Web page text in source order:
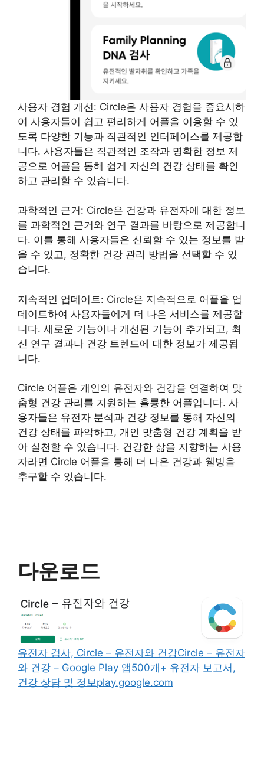
사용자 경험 개선: Circle은 사용자 경험을 중요시하
여 사용자들이 쉽고 편리하게 어플을 이용할 수 있
도록 다양한 기능과 직관적인 인터페이스를 제공합
니다. 사용자들은 직관적인 조작과 명확한 정보 제
공으로 어플을 통해 쉽게 자신의 건강 상태를 확인
하고 관리할 수 있습니다.
과학적인 근거: Circle은 건강과 유전자에 대한 정보
를 과학적인 근거와 연구 결과를 바탕으로 제공합니
다. 이를 통해 사용자들은 신뢰할 수 있는 정보를 받
을 수 있고, 정확한 건강 관리 방법을 선택할 수 있
습니다.
지속적인 업데이트: Circle은 지속적으로 어플을 업
데이트하여 사용자들에게 더 나은 서비스를 제공합
니다. 새로운 기능이나 개선된 기능이 추가되고, 최
신 연구 결과나 건강 트렌드에 대한 정보가 제공됩
니다.
Circle 어플은 개인의 유전자와 건강을 연결하여 맞
춤형 건강 관리를 지원하는 훌륭한 어플입니다. 사
용자들은 유전자 분석과 건강 정보를 통해 자신의
건강 상태를 파악하고, 개인 맞춤형 건강 계획을 받
아 실천할 수 있습니다. 건강한 삶을 지향하는 사용
자라면 Circle 어플을 통해 더 나은 건강과 웰빙을
추구할 수 있습니다.
다운로드
유전자 검사, Circle – 유전자와 건강Circle – 유전자
와 건강 – Google Play 앱500개+ 유전자 보고서,
건강 상담 및 정보play.google.com